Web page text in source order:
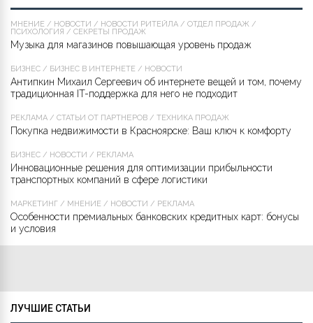
МНЕНИЕ / НОВОСТИ / НОВОСТИ РИТЕЙЛА / ОТДЕЛ ПРОДАЖ /
ПСИХОЛОГИЯ / СЕКРЕТЫ ПРОДАЖ
Музыка для магазинов повышающая уровень продаж
БИЗНЕС / БИЗНЕС В ИНТЕРНЕТЕ / НОВОСТИ
Антипкин Михаил Сергеевич об интернете вещей и том, почему
традиционная IT-поддержка для него не подходит
РЕКЛАМА / СТАТЬИ ОТ ПАРТНЁРОВ / ТЕХНИКА ПРОДАЖ
Покупка недвижимости в Красноярске: Ваш ключ к комфорту
БИЗНЕС / НОВОСТИ / РЕКЛАМА
Инновационные решения для оптимизации прибыльности
транспортных компаний в сфере логистики
МАРКЕТИНГ / МНЕНИЕ / НОВОСТИ / РЕКЛАМА
Особенности премиальных банковских кредитных карт: бонусы
и условия
ЛУЧШИЕ СТАТЬИ